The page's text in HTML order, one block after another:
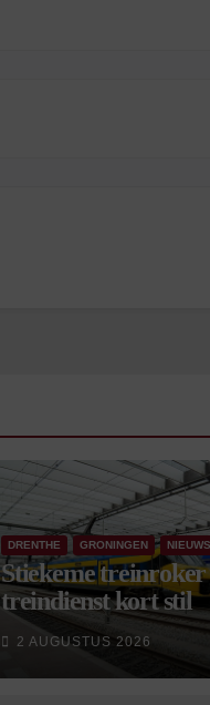
DRENTHE GRONINGEN NIEUWS
Stiekeme treinroker
treindienst kort stil
2 AUGUSTUS 2026